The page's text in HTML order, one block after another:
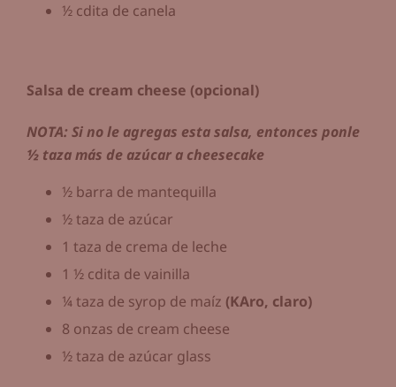
½ cdita de canela
Salsa de cream cheese (opcional)
NOTA: Si no le agregas esta salsa, entonces ponle
½ taza más de azúcar a cheesecake
½ barra de mantequilla
½ taza de azúcar
1 taza de crema de leche
1 ½ cdita de vainilla
¼ taza de syrop de maíz (KAro, claro)
8 onzas de cream cheese
½ taza de azúcar glass